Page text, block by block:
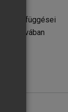
összefüggései